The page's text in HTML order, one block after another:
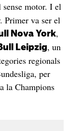
motor. I el
Primer va ser el
Nova York,
Leipzig, un
regionals
per
la Champions